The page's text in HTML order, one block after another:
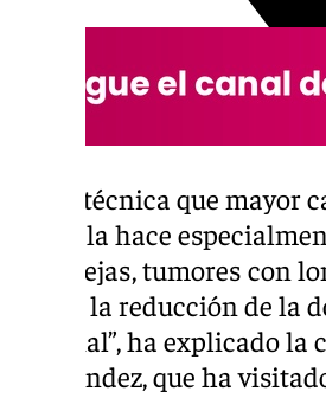
“Es la técnica que
lo que la hace
complejas, tumores con
donde la reducción de la
esencial”, ha explicado
Hernández, que ha